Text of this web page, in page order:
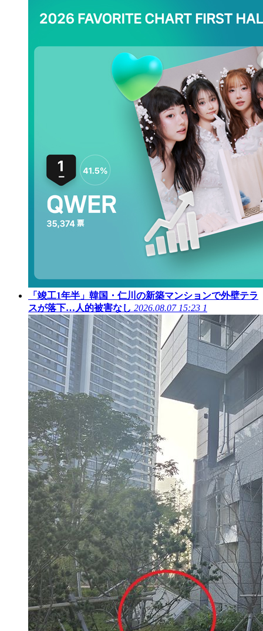
「竣工1年半」韓国・仁川の新築マンションで外壁テラ
スが落下…人的被害なし 2026.08.07 15:23 1